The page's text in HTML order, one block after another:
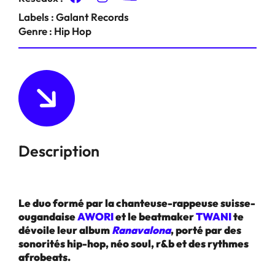
Labels :Galant Records
Genre : Hip Hop
Description
Le duo formé par la chanteuse-rappeuse suisse-
ougandaiseAWORIet le beatmakerTWANIte
dévoile leur albumRanavalona, porté par des
sonorités hip-hop, néo soul, r&b et des rythmes
afrobeats.